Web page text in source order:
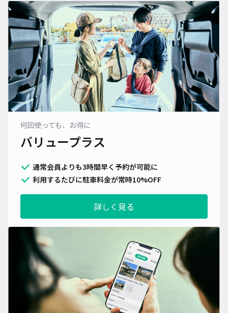
何回使っても、お得に
バリュープラス
通常会員よりも3時間早く予約が可能に
利用するたびに駐車料金が常時10%OFF
詳しく見る